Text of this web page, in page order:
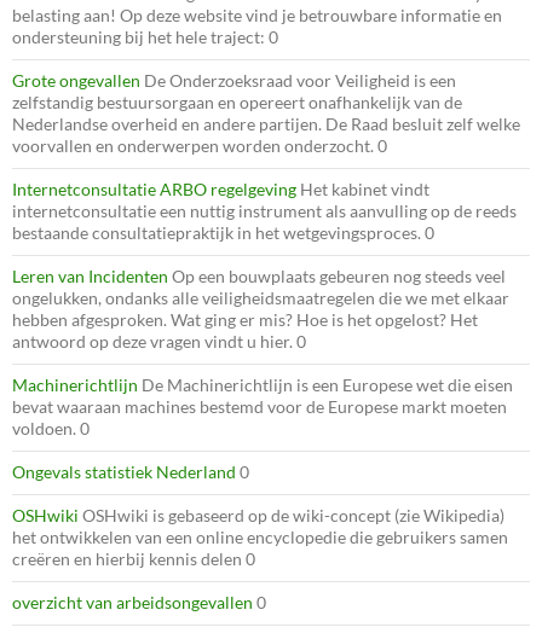
belasting aan! Op deze website vind je betrouwbare informatie en
ondersteuning bij het hele traject: 0
Grote ongevallen De Onderzoeksraad voor Veiligheid is een
zelfstandig bestuursorgaan en opereert onafhankelijk van de
Nederlandse overheid en andere partijen. De Raad besluit zelf welke
voorvallen en onderwerpen worden onderzocht. 0
Internetconsultatie ARBO regelgeving Het kabinet vindt
internetconsultatie een nuttig instrument als aanvulling op de reeds
bestaande consultatiepraktijk in het wetgevingsproces. 0
Leren van Incidenten Op een bouwplaats gebeuren nog steeds veel
ongelukken, ondanks alle veiligheidsmaatregelen die we met elkaar
hebben afgesproken. Wat ging er mis? Hoe is het opgelost? Het
antwoord op deze vragen vindt u hier. 0
Machinerichtlijn De Machinerichtlijn is een Europese wet die eisen
bevat waaraan machines bestemd voor de Europese markt moeten
voldoen. 0
Ongevals statistiek Nederland 0
OSHwiki OSHwiki is gebaseerd op de wiki-concept (zie Wikipedia)
het ontwikkelen van een online encyclopedie die gebruikers samen
creëren en hierbij kennis delen 0
overzicht van arbeidsongevallen 0